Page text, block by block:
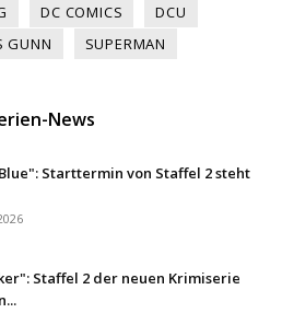
DC COMICS
DCU
GUNN SUPERMAN
News
Starttermin von Staffel 2 steht
Staffel 2 der neuen Krimiserie